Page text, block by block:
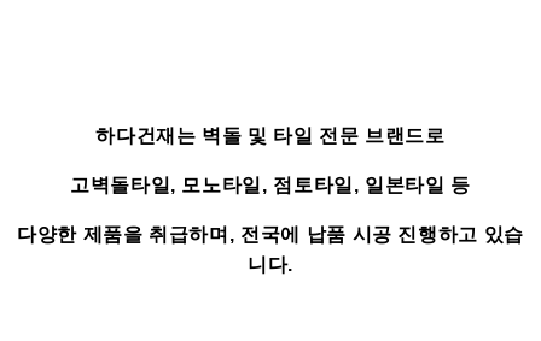
하다건재는 벽돌 및 타일 전문 브랜드로
고벽돌타일, 모노타일, 점토타일, 일본타일 등
다양한 제품을 취급하며, 전국에 납품 시공 진행하고 있습
니다.